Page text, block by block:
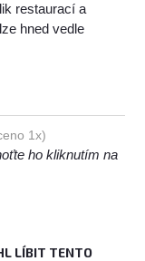
restaurací a
hned vedle
1x)
ho kliknutím na
LÍBIT TENTO